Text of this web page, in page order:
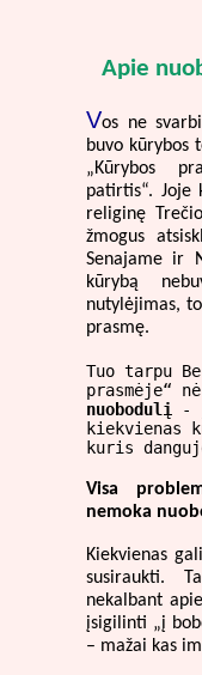
Apie
Vos ne
buvo kūrybos
„Kūrybos
patirtis“. Joje
religinę
žmogus
Senajame ir
kūrybą
nutylėjimas,
prasmę.
Tuo tarpu
prasmėje“
nuobodulį -
kiekvienas
kuris
Visa
nemoka
Kiekvienas
susiraukti.
nekalbant
įsigilinti „į
– mažai kas